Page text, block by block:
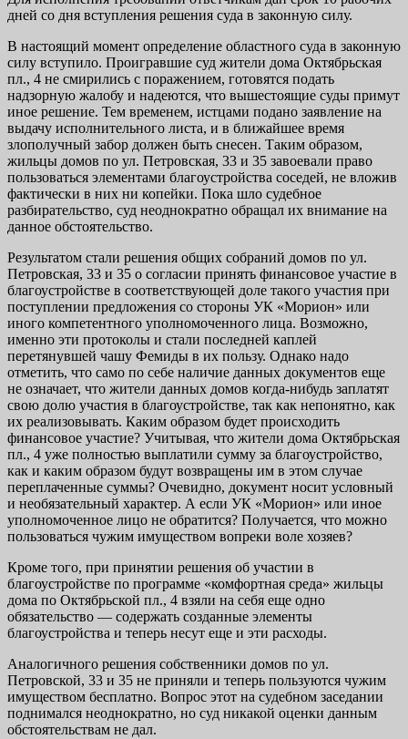
дней со дня вступления решения суда в законную силу.
В настоящий момент определение областного суда в законную
силу вступило. Проигравшие суд жители дома Октябрьская
пл., 4 не смирились с поражением, готовятся подать
надзорную жалобу и надеются, что вышестоящие суды примут
иное решение. Тем временем, истцами подано заявление на
выдачу исполнительного листа, и в ближайшее время
злополучный забор должен быть снесен. Таким образом,
жильцы домов по ул. Петровская, 33 и 35 завоевали право
пользоваться элементами благоустройства соседей, не вложив
фактически в них ни копейки. Пока шло судебное
разбирательство, суд неоднократно обращал их внимание на
данное обстоятельство.
Результатом стали решения общих собраний домов по ул.
Петровская, 33 и 35 о согласии принять финансовое участие в
благоустройстве в соответствующей доле такого участия при
поступлении предложения со стороны УК «Морион» или
иного компетентного уполномоченного лица. Возможно,
именно эти протоколы и стали последней каплей
перетянувшей чашу Фемиды в их пользу. Однако надо
отметить, что само по себе наличие данных документов еще
не означает, что жители данных домов когда-нибудь заплатят
свою долю участия в благоустройстве, так как непонятно, как
их реализовывать. Каким образом будет происходить
финансовое участие? Учитывая, что жители дома Октябрьская
пл., 4 уже полностью выплатили сумму за благоустройство,
как и каким образом будут возвращены им в этом случае
переплаченные суммы? Очевидно, документ носит условный
и необязательный характер. А если УК «Морион» или иное
уполномоченное лицо не обратится? Получается, что можно
пользоваться чужим имуществом вопреки воле хозяев?
Кроме того, при принятии решения об участии в
благоустройстве по программе «комфортная среда» жильцы
дома по Октябрьской пл., 4 взяли на себя еще одно
обязательство — содержать созданные элементы
благоустройства и теперь несут еще и эти расходы.
Аналогичного решения собственники домов по ул.
Петровской, 33 и 35 не приняли и теперь пользуются чужим
имуществом бесплатно. Вопрос этот на судебном заседании
поднимался неоднократно, но суд никакой оценки данным
обстоятельствам не дал.